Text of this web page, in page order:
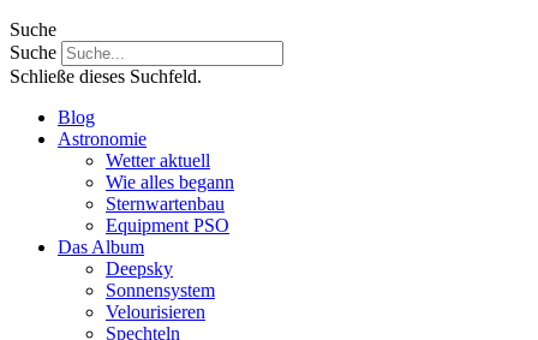
Suche
Suche
Schließe dieses Suchfeld.
Blog
Astronomie
Wetter aktuell
Wie alles begann
Sternwartenbau
Equipment PSO
Das Album
Deepsky
Sonnensystem
Velourisieren
Spechteln